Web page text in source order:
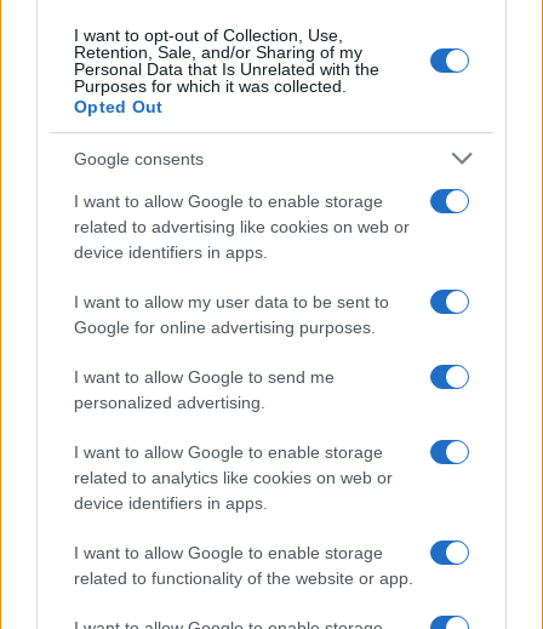
I want to opt-out of Collection, Use,
Retention, Sale, and/or Sharing of my
Personal Data that Is Unrelated with the
Purposes for which it was collected.
Opted Out
Google consents
I want to allow Google to enable storage
related to advertising like cookies on web or
device identifiers in apps.
I want to allow my user data to be sent to
Google for online advertising purposes.
I want to allow Google to send me
personalized advertising.
I want to allow Google to enable storage
related to analytics like cookies on web or
device identifiers in apps.
I want to allow Google to enable storage
related to functionality of the website or app.
Cómo Bitcoin y la IA están transformando la economía global
Diego Martín · 7 Ago 2026